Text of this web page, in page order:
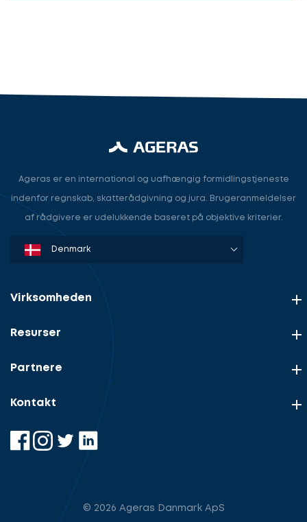
Ageras er en international og uafhængig formidlingstjeneste
indenfor regnskab, skatterådgivning og jura. Brugeranmeldelser
af rådgivere er udelukkende baseret på objektive kriterier.
Denmark
Sweden
Norway
Netherlands
Germany
USA
Virksomheden
Resurser
Partnere
Kontakt
© 2026 Ageras Danmark ApS